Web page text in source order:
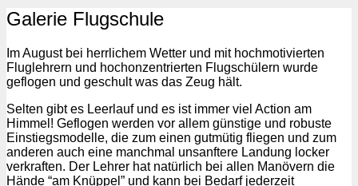
Galerie Flugschule
Im August bei herrlichem Wetter und mit hochmotivierten
Fluglehrern und hochonzentrierten Flugschülern wurde
geflogen und geschult was das Zeug hält.
Selten gibt es Leerlauf und es ist immer viel Action am
Himmel! Geflogen werden vor allem günstige und robuste
Einstiegsmodelle, die zum einen gutmütig fliegen und zum
anderen auch eine manchmal unsanftere Landung locker
verkraften. Der Lehrer hat natürlich bei allen Manövern die
Hände “am Knüppel” und kann bei Bedarf jederzeit